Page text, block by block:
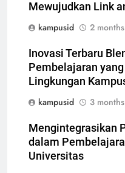
Mewujudkan Link
kampusid
2
Inovasi Terbaru
Pembelajaran
Lingkungan
kampusid
3
Mengintegrasikan
dalam
Universitas